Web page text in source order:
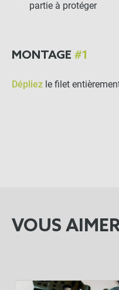
partie à protéger
MONTAGE #1
Dépliez le filet
VOUS